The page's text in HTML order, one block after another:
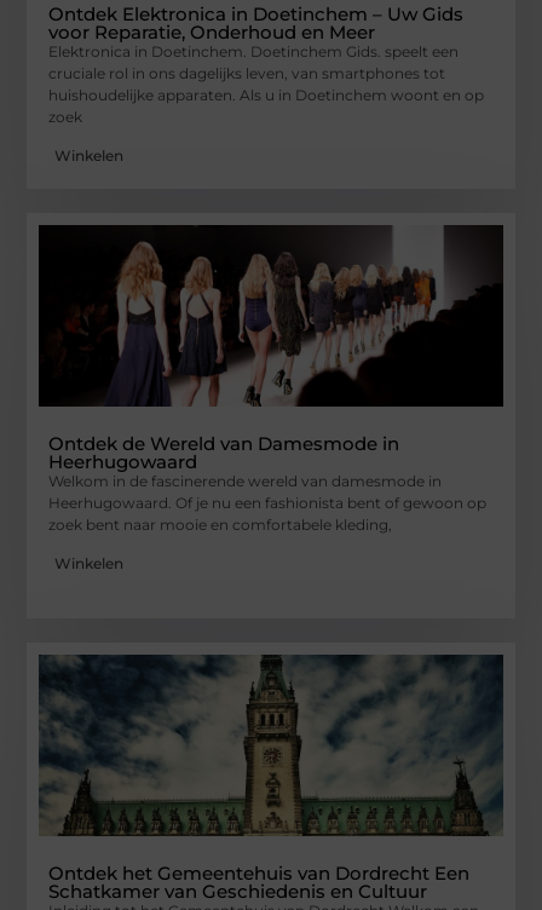
Ontdek Elektronica in Doetinchem – Uw Gids
voor Reparatie, Onderhoud en Meer
Elektronica in Doetinchem. Doetinchem Gids. speelt een
cruciale rol in ons dagelijks leven, van smartphones tot
huishoudelijke apparaten. Als u in Doetinchem woont en op
zoek
Winkelen
Ontdek de Wereld van Damesmode in
Heerhugowaard
Welkom in de fascinerende wereld van damesmode in
Heerhugowaard. Of je nu een fashionista bent of gewoon op
zoek bent naar mooie en comfortabele kleding,
Winkelen
Ontdek het Gemeentehuis van Dordrecht Een
Schatkamer van Geschiedenis en Cultuur